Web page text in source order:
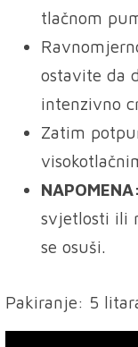
tlačnom
ostavite da
intenzivno
Zatim
NAPOMENA:
svjetlosti ili
se osuši.
Pakiranje: 5